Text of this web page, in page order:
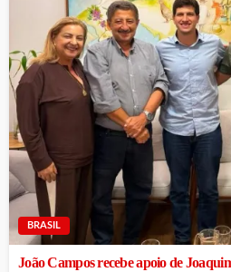
BRASIL
João Campos recebe apoio de